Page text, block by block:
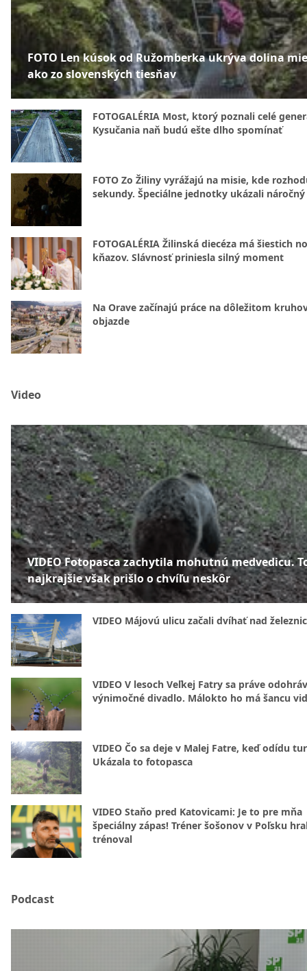
FOTO Len kúsok od Ružomberka ukrýva dolina
ako zo slovenských tiesňav
FOTOGALÉRIA Most, ktorý poznali celé
Kysučania naň budú ešte dlho spomínať
FOTO Zo Žiliny vyrážajú na misie, kde
sekundy. Špeciálne jednotky ukázali
FOTOGALÉRIA Žilinská diecéza má šiestich
kňazov. Slávnosť priniesla silný moment
Na Orave začínajú práce na dôležitom
objazde
Video
VIDEO Fotopasca zachytila mohutnú medvedicu.
najkrajšie však prišlo o chvíľu neskôr
VIDEO Májovú ulicu začali dvíhať nad
VIDEO V lesoch Veľkej Fatry sa práve
výnimočné divadlo. Málokto ho má šancu
VIDEO Čo sa deje v Malej Fatre, keď odídu
Ukázala to fotopasca
VIDEO Staňo pred Katovicami: Je to pre mňa
špeciálny zápas! Tréner šošonov v Poľsku
trénoval
Podcast